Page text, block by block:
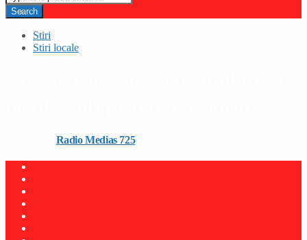
Stiri
Stiri locale
Radio Medias 725on 26 martie 2025